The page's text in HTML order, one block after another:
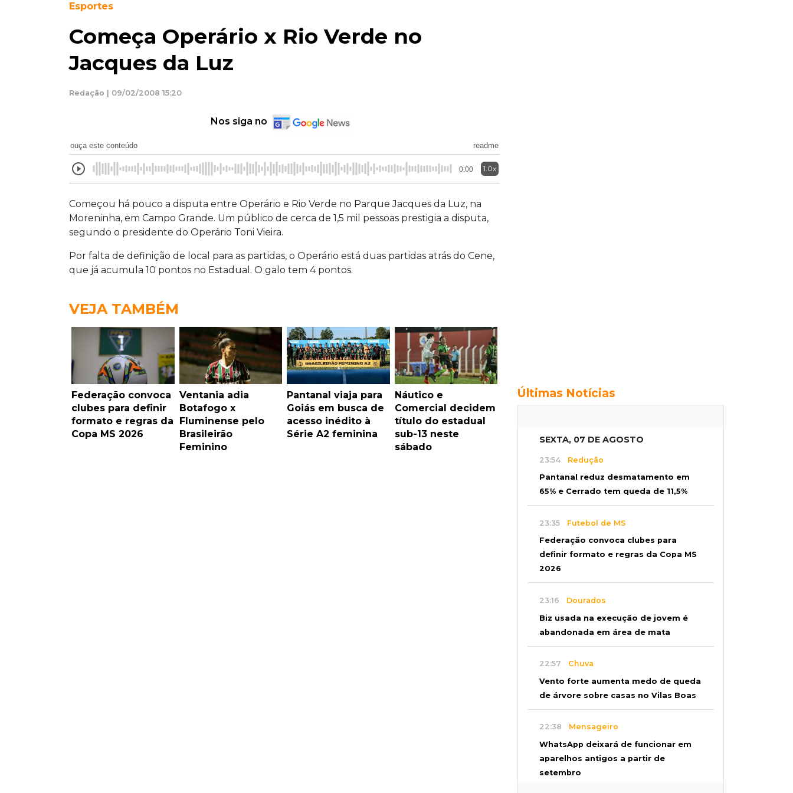
Esportes
Começa Operário x Rio Verde no
Jacques da Luz
Redação | 09/02/2008 15:20
Nos siga no
ouça este conteúdo readme
0:00 1.0x
Começou há pouco a disputa entre Operário e Rio Verde no Parque Jacques da Luz, na
Moreninha, em Campo Grande. Um público de cerca de 1,5 mil pessoas prestigia a disputa,
segundo o presidente do Operário Toni Vieira.
Por falta de definição de local para as partidas, o Operário está duas partidas atrás do Cene,
que já acumula 10 pontos no Estadual. O galo tem 4 pontos.
VEJA TAMBÉM
Federação convoca
clubes para definir
formato e regras da
Copa MS 2026
Ventania adia
Botafogo x
Fluminense pelo
Brasileirão
Feminino
Pantanal viaja para
Goiás em busca de
acesso inédito à
Série A2 feminina
Náutico e
Comercial decidem
título do estadual
sub-13 neste
sábado
Últimas Notícias
SEXTA, 07 DE AGOSTO
23:54 Redução
Pantanal reduz desmatamento em
65% e Cerrado tem queda de 11,5%
23:35 Futebol de MS
Federação convoca clubes para
definir formato e regras da Copa MS
2026
23:16 Dourados
Biz usada na execução de jovem é
abandonada em área de mata
22:57 Chuva
Vento forte aumenta medo de queda
de árvore sobre casas no Vilas Boas
22:38 Mensageiro
WhatsApp deixará de funcionar em
aparelhos antigos a partir de
setembro